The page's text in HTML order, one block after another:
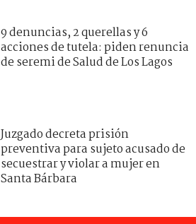
9 denuncias, 2 querellas y 6
acciones de tutela: piden renuncia
de seremi de Salud de Los Lagos
Juzgado decreta prisión
preventiva para sujeto acusado de
secuestrar y violar a mujer en
Santa Bárbara